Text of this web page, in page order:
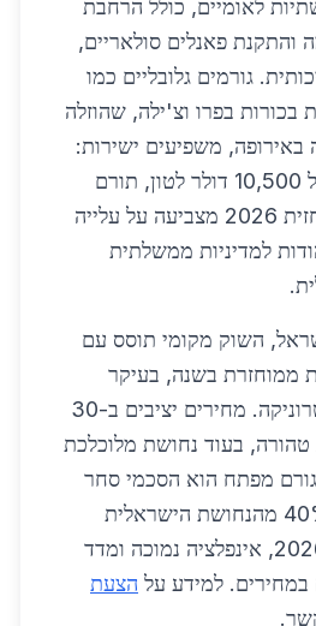
לאומיים, כולל הרחבת
פאנלים סולאריים,
גורמים גלובליים כמו
בכורות בפרו וצ'ילה, שהוזלה
באירופה, משפיעים ישירות:
מחיר עולמי עומד על 10,500 דולר לטון, תורם
ליציבות מקומית. תחזית 2026 מצביעה על עלייה
הודות למדיניות ממשלתית
השוק מקומי תוסס עם
ממוחזרת בשנה, בעיקר
מפסולת בניין ואלקטרוניקה. מחירים יציבים ב-30
בעוד נחושת מלוכלכת
יותר ב-20%. גורם מפתח הוא הסכמי סחר
עם סין, המייבאת 40% מהנחושת הישראלית
הממוחזרת. בשנת 2026, אינפלציה נמוכה ומדד
במחירים. למידע על הצעת